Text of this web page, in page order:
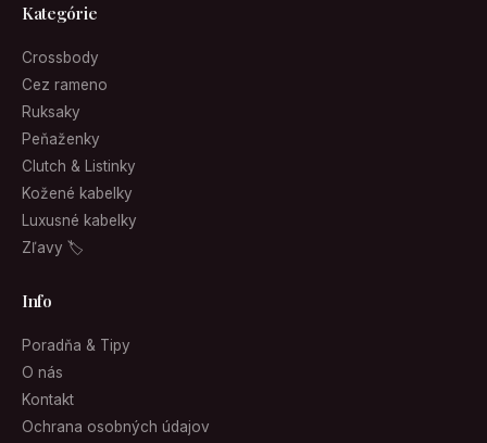
Kategórie
Crossbody
Cez rameno
Ruksaky
Peňaženky
Clutch & Listinky
Kožené kabelky
Luxusné kabelky
Zľavy 🏷
Info
Poradňa & Tipy
O nás
Kontakt
Ochrana osobných údajov